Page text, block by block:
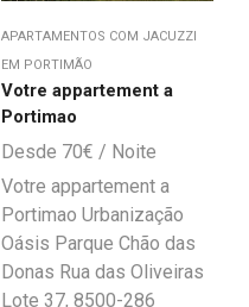
APARTAMENTOS COM JACUZZI
EM PORTIMÃO
Votre appartement a
Portimao
70€
Votre appartement a
Portimao Urbanização
Oásis Parque Chão das
Donas Rua das Oliveiras
Lote 37, 8500-286